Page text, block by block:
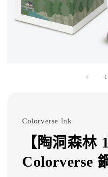
1
Colorverse Ink
【陶洞森林
Colorverse